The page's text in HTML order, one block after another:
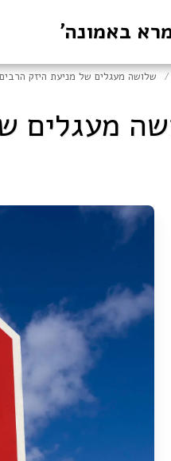
באמונה'
שלושה מעגלים של מניעת היזק
מעגלים